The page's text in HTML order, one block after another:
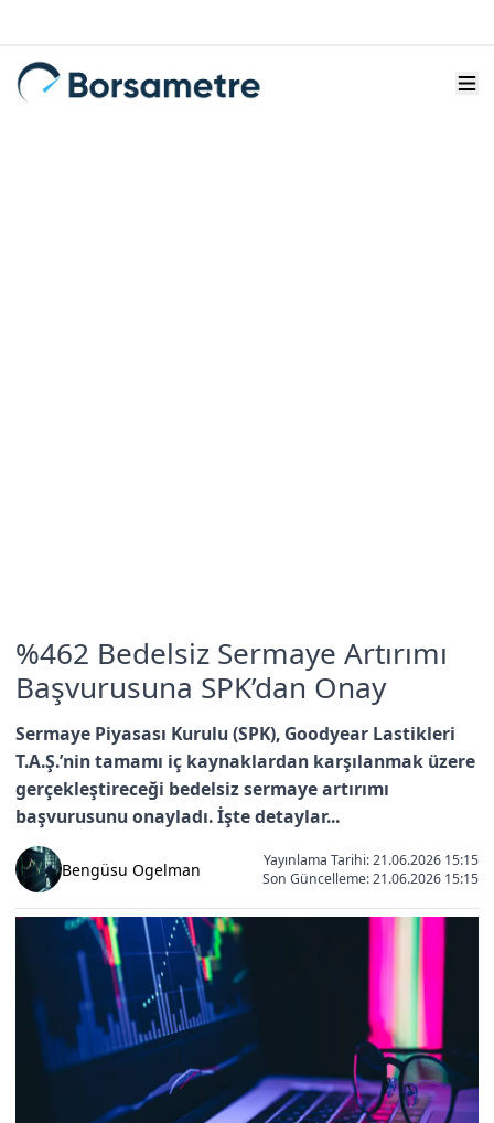
%462 Bedelsiz Sermaye Artırımı
Başvurusuna SPK’dan Onay
Sermaye Piyasası Kurulu (SPK), Goodyear Lastikleri
T.A.Ş.’nin tamamı iç kaynaklardan karşılanmak üzere
gerçekleştireceği bedelsiz sermaye artırımı
başvurusunu onayladı. İşte detaylar...
Bengüsu Ogelman
Yayınlama Tarihi: 21.06.2026 15:15
Son Güncelleme:21.06.2026 15:15